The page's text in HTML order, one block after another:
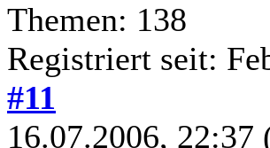
Themen: 138
Registriert seit:
#11
16.07.2006, 22:37